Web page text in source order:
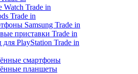
Watch Trade in
Trade in
Samsung Trade in
приставки Trade in
PlayStation Trade in
смартфоны
планшеты